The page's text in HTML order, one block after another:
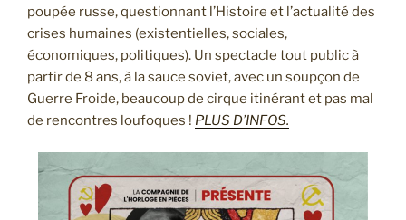
poupée russe, questionnant l’Histoire et l’actualité des
crises humaines (existentielles, sociales,
économiques, politiques). Un spectacle tout public à
partir de 8 ans, à la sauce soviet, avec un soupçon de
Guerre Froide, beaucoup de cirque itinérant et pas mal
de rencontres loufoques ! PLUS D’INFOS.